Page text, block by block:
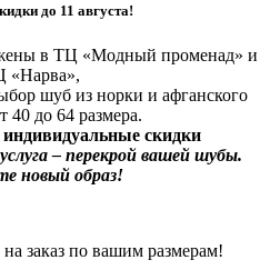
до 11 августа!
в ТЦ «Модный променад» и
«Нарва»,
шуб из норки и афганского
40 до 64 размера.
скидки
– перекрой вашей шубы.
новый образ!
заказ по вашим размерам!